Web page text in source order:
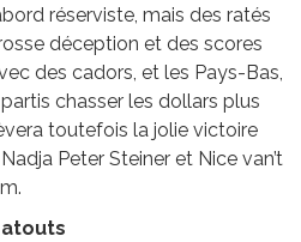
réserviste, mais des ratés
déception et des scores
des cadors, et les Pays-Bas,
chasser les dollars plus
toutefois la jolie victoire
Peter Steiner et Nice van’t
atouts